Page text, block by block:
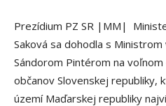
Prezídium PZ SR |MM|
Saková sa dohodla s
Sándorom Pintérom na
občanov Slovenskej republiky,
území Maďarskej republiky